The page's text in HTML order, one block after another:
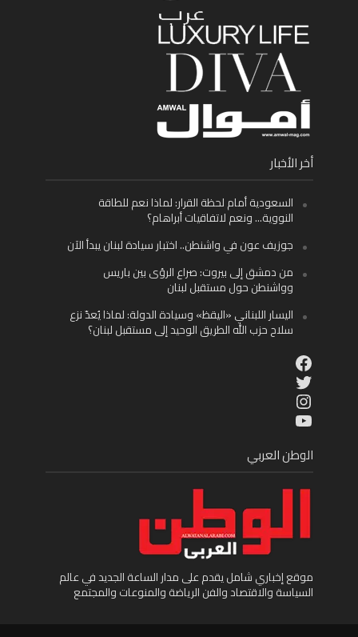
أخر الأخبار
السعودية أمام لحظة القرار: لماذا نعم للطاقة
النووية… ونعم لاتفاقيات أبراهام؟
جوزيف عون في واشنطن.. اختبار سيادة لبنان يبدأ الآن
من دمشق إلى بيروت: صراع الرؤى بين باريس
وواشنطن حول مستقبل لبنان
اليسار اللبناني «اليقظ» وسيادة الدولة: لماذا يُعدّ نزع
سلاح حزب الله الطريق الوحيد إلى مستقبل لبنان؟
Facebook
Twitter
Instagram
YouTube
الوطن العربي
موقع إخباري شامل يقدم على مدار الساعة الجديد في عالم
السياسة والاقتصاد والفن الرياضة والمنوعات والمجتمع